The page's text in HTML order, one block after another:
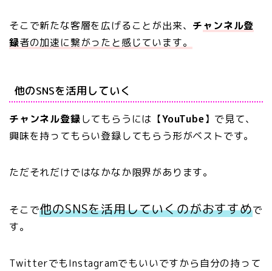
そこで新たな客層を広げることが出来、 チャンネル登
録者の加速に繋がったと感じています。
他のSNSを活用していく
チャンネル登録してもらうには【YouTube】で見て、
興味を持ってもらい登録してもらう形がベストです。
ただそれだけではなかなか限界があります。
そこで他のSNSを活用していくのがおすすめで
す。
TwitterでもInstagramでもいいですから自分の持って